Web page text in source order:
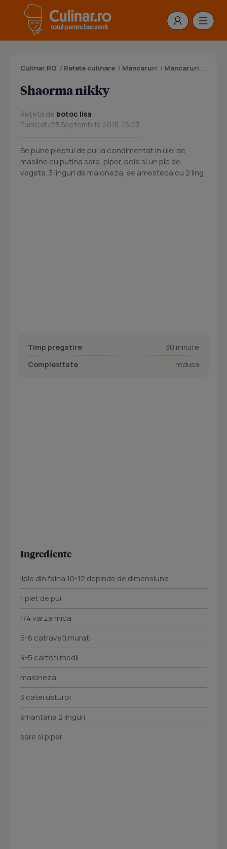
Culinar.RO / Retete culinare / Mancaruri / Mancaruri cu carne
Shaorma nikky
Rețetă de botoc lisa
Publicat: 23 Septembrie 2015, 15:03
Se pune pieptul de pui la condimentat in ulei de
masline cu putina sare, piper, boia si un pic de
vegeta. 3 linguri de maioneza, se amesteca cu 2 ling
Timp pregatire
30 minute
Complexitate
redusa
Ingrediente
lipie din faina 10-12 depinde de dimensiune
1 piet de pui
1/4 varza mica
5-8 catraveti murati
4-5 cartofi medii
maioneza
3 catei usturoi
smantana 2 linguri
sare si piper